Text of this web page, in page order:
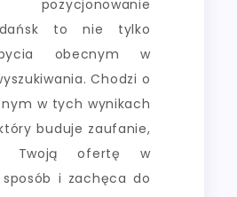
pozycjonowanie
to nie tylko
obecnym w
Chodzi o
w tych wynikach
buduje zaufanie,
Twoją ofertę w
i zachęca do